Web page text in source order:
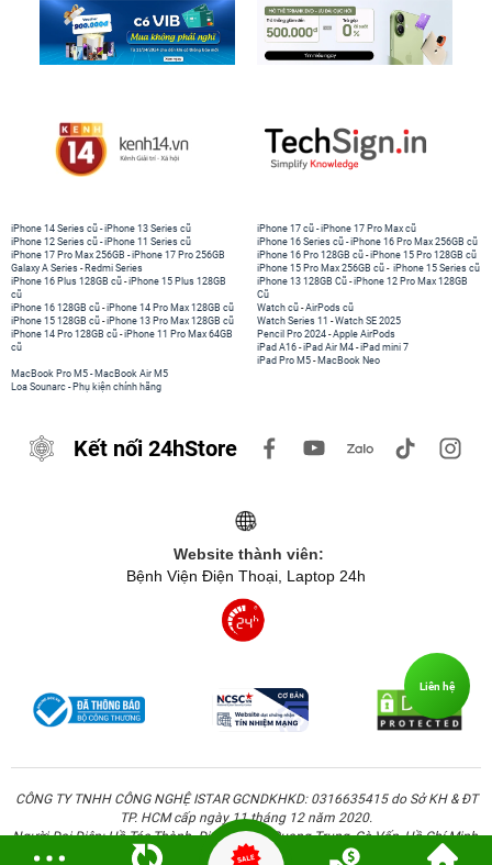
iPhone 14 Series cũ -iPhone 13 Series cũ
iPhone 12 Series cũ -iPhone 11 Series cũ
iPhone 17 Pro Max 256GB -iPhone 17 Pro 256GB
Galaxy A Series - Redmi Series
iPhone 17 cũ -iPhone 17 Pro Max cũ
iPhone 16 Series cũ - iPhone 16 Pro Max 256GB cũ
iPhone 16 Pro 128GB cũ -iPhone 15 Pro 128GB cũ
iPhone 15 Pro Max 256GB cũ - iPhone 15 Series cũ
iPhone 16 Plus 128GB cũ -iPhone 15 Plus 128GB
cũ
iPhone 16 128GB cũ -iPhone 14 Pro Max 128GB cũ
iPhone 15 128GB cũ -iPhone 13 Pro Max 128GB cũ
iPhone 14 Pro 128GB cũ -iPhone 11 Pro Max 64GB
cũ
iPhone 13 128GB Cũ -iPhone 12 Pro Max 128GB
Cũ
Watch cũ -AirPods cũ
Watch Series 11 -Watch SE 2025
Pencil Pro 2024 -Apple AirPods
iPad A16 -iPad Air M4 -iPad mini 7
iPad Pro M5 - MacBook Neo
MacBook Pro M5 - MacBook Air M5
Loa Sounarc - Phụ kiện chính hãng
Kết nối 24hStore
Website thành viên:
Bệnh Viện Điện Thoại, Laptop 24h
CÔNG TY TNHH CÔNG NGHỆ ISTAR GCNDKHKD: 0316635415 do Sở KH & ĐT
TP. HCM cấp ngày 11 tháng 12 năm 2020.
Người Đại Diện: Hồ Tác Thành. Địa chỉ: 389 Quang Trung, Gò Vấp, Hồ Chí Minh.
Liên hệ